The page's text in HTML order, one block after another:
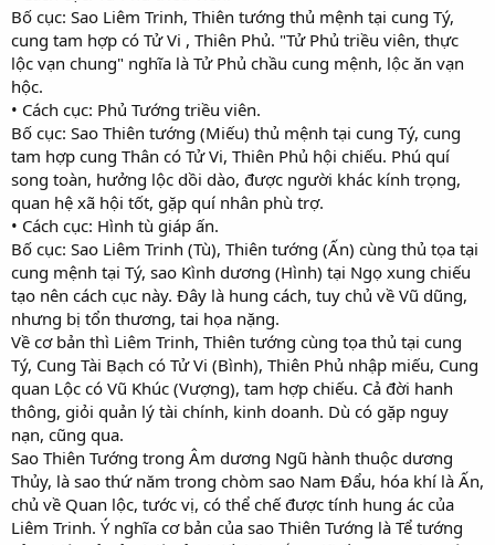
Bố cục: Sao Liêm Trinh, Thiên tướng thủ mệnh tại cung Tý,
cung tam hợp có Tử Vi , Thiên Phủ. "Tử Phủ triều viên, thực
lộc vạn chung" nghĩa là Tử Phủ chầu cung mệnh, lộc ăn vạn
hộc.
• Cách cục: Phủ Tướng triều viên.
Bố cục: Sao Thiên tướng (Miếu) thủ mệnh tại cung Tý, cung
tam hợp cung Thân có Tử Vi, Thiên Phủ hội chiếu. Phú quí
song toàn, hưởng lộc dồi dào, được người khác kính trọng,
quan hệ xã hội tốt, gặp quí nhân phù trợ.
• Cách cục: Hình tù giáp ấn.
Bố cục: Sao Liêm Trinh (Tù), Thiên tướng (Ấn) cùng thủ tọa tại
cung mệnh tại Tý, sao Kình dương (Hình) tại Ngọ xung chiếu
tạo nên cách cục này. Đây là hung cách, tuy chủ về Vũ dũng,
nhưng bị tổn thương, tai họa nặng.
Về cơ bản thì Liêm Trinh, Thiên tướng cùng tọa thủ tại cung
Tý, Cung Tài Bạch có Tử Vi (Bình), Thiên Phủ nhập miếu, Cung
quan Lộc có Vũ Khúc (Vượng), tam hợp chiếu. Cả đời hanh
thông, giỏi quản lý tài chính, kinh doanh. Dù có gặp nguy
nạn, cũng qua.
Sao Thiên Tướng trong Âm dương Ngũ hành thuộc dương
Thủy, là sao thứ năm trong chòm sao Nam Đẩu, hóa khí là Ấn,
chủ về Quan lộc, tước vị, có thể chế được tính hung ác của
Liêm Trinh. Ý nghĩa cơ bản của sao Thiên Tướng là Tể tướng